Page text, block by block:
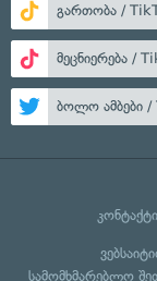
გართობა /
მეცნიერება /
ბოლო ამბები
სამომხმარებლო